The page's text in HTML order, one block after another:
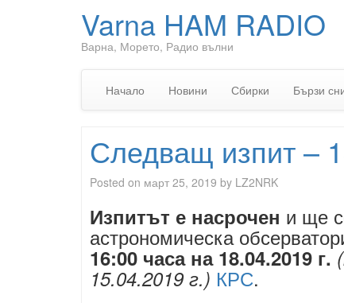
Varna HAM RADIO
Варна, Морето, Радио вълни
Начало Новини Сбирки Бързи
Следващ изпит –
Posted on март 25, 2019 by LZ2NRK
Изпитът е насрочен и ще
астрономическа
16:00 часа на 18.04.2019 г.
15.04.2019 г.) КРС.